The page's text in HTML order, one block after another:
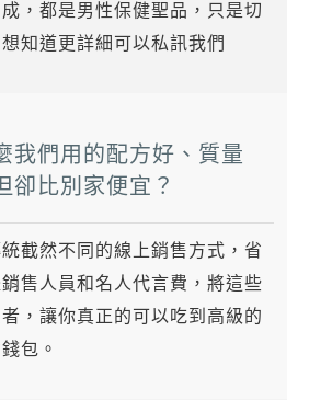
，都是男性保健聖品，只是切
知道更詳細可以私訊我們
我們用的配方好、質量
卻比別家便宜？
截然不同的線上銷售方式，省
售人員和名人代言費，將這些
，讓你真正的可以吃到高級的
包。